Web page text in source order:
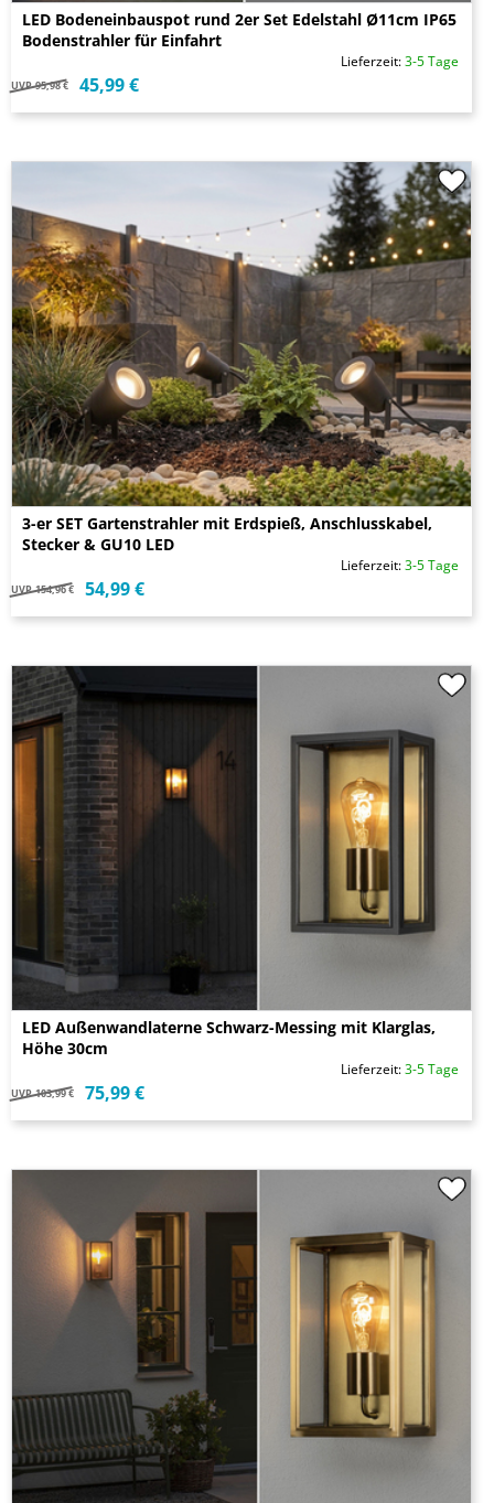
LED Bodeneinbauspot rund 2er Set Edelstahl Ø11cm IP65
Bodenstrahler für Einfahrt
Lieferzeit:3-5 Tage
UVP 95,98 € 45,99 €
3-er SET Gartenstrahler mit Erdspieß, Anschlusskabel,
Stecker & GU10 LED
Lieferzeit:3-5 Tage
UVP 154,96 € 54,99 €
LED Außenwandlaterne Schwarz-Messing mit Klarglas,
Höhe 30cm
Lieferzeit:3-5 Tage
UVP 103,99 € 75,99 €